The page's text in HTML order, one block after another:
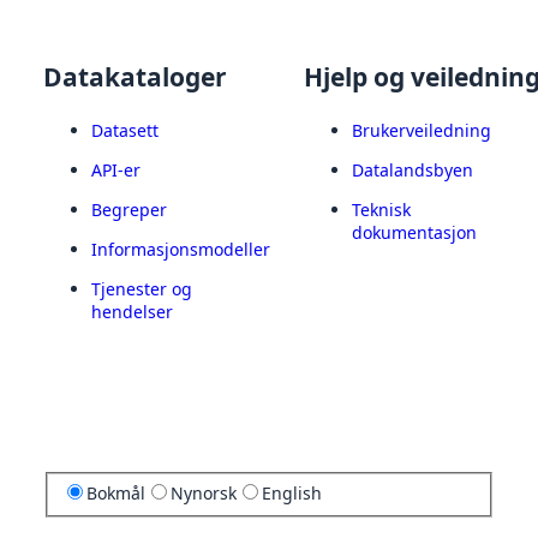
Datakataloger
Datasett
API-er
Begreper
Informasjonsmodeller
Tjenester og
hendelser
Hjelp og
Brukerveiledning
Datalandsbyen
Teknisk
dokumentasjon
Bokmål Nynorsk English